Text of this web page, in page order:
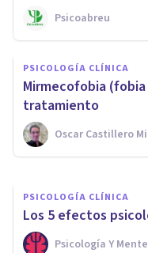
Psicoabreu
PSICOLOGÍA CLÍNICA
Mirmecofobia
tratamiento
Oscar Castillero
Complejo
síntomas y
Jonathan García-
PSICOLOGÍA CLÍNICA
Los 5 efectos
Psicología Y Mente